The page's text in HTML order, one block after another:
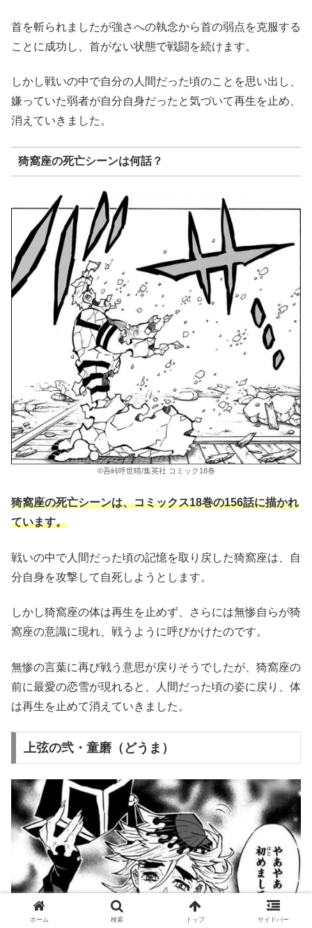
首を斬られましたが強さへの執念から首の弱点を克服する
ことに成功し、首がない状態で戦闘を続けます。
しかし戦いの中で自分の人間だった頃のことを思い出し、
嫌っていた弱者が自分自身だったと気づいて再生を止め、
消えていきました。
猗窩座の死亡シーンは何話？
©吾峠呼世晴/集英社 コミック18巻
猗窩座の死亡シーンは、コミックス18巻の156話に描かれ
ています。
戦いの中で人間だった頃の記憶を取り戻した猗窩座は、自
分自身を攻撃して自死しようとします。
しかし猗窩座の体は再生を止めず、さらには無惨自らが猗
窩座の意識に現れ、戦うように呼びかけたのです。
無惨の言葉に再び戦う意思が戻りそうでしたが、猗窩座の
前に最愛の恋雪が現れると、人間だった頃の姿に戻り、体
は再生を止めて消えていきました。
上弦の弐・童磨（どうま）
ホーム 検索 トップ サイドバー